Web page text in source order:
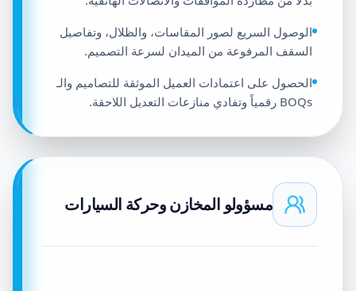
الوصول السريع لصور المقاسات، والظلال، وتفاصيل
السقف المرفوعة من الميدان لسرعة التصميم.
الحصول على اعتمادات العميل الموثقة للتصاميم والـ
BOQs رقمياً وتفادي منازعات التعديل اللاحقة.
مسؤولو المخازن وحركة السيارات